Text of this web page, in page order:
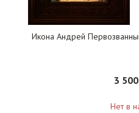
Икона Андрей
3
Нет в